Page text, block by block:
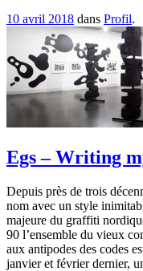
10 avril 2018 dans Profil.
Egs – Writing
Depuis près de trois
nom avec un style
majeure du graffiti
90 l’ensemble du vieux
aux antipodes des codes
janvier et février dernier,